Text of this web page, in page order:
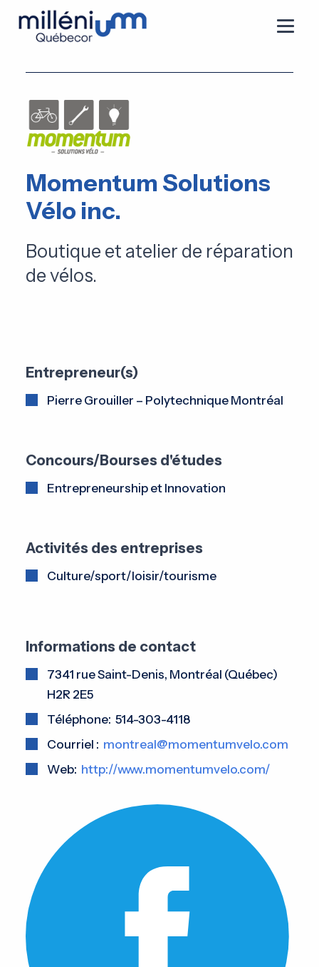
Momentum Solutions
Vélo inc.
Boutique et atelier de réparation
de vélos.
Entrepreneur(s)
Pierre Grouiller – Polytechnique Montréal
Concours/Bourses d'études
Entrepreneurship et Innovation
Activités des entreprises
Culture/sport/loisir/tourisme
Informations de contact
7341 rue Saint-Denis, Montréal (Québec)
H2R 2E5
Téléphone: 514-303-4118
Courriel : montreal@momentumvelo.com
Web: http://www.momentumvelo.com/